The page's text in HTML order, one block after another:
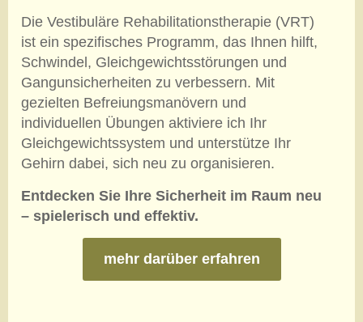
Die Vestibuläre Rehabilitationstherapie (VRT)
ist ein spezifisches Programm, das Ihnen hilft,
Schwindel, Gleichgewichtsstörungen und
Gangunsicherheiten zu verbessern. Mit
gezielten Befreiungsmanövern und
individuellen Übungen aktiviere ich Ihr
Gleichgewichtssystem und unterstütze Ihr
Gehirn dabei, sich neu zu organisieren.
Entdecken Sie Ihre Sicherheit im Raum neu
– spielerisch und effektiv.
mehr darüber erfahren